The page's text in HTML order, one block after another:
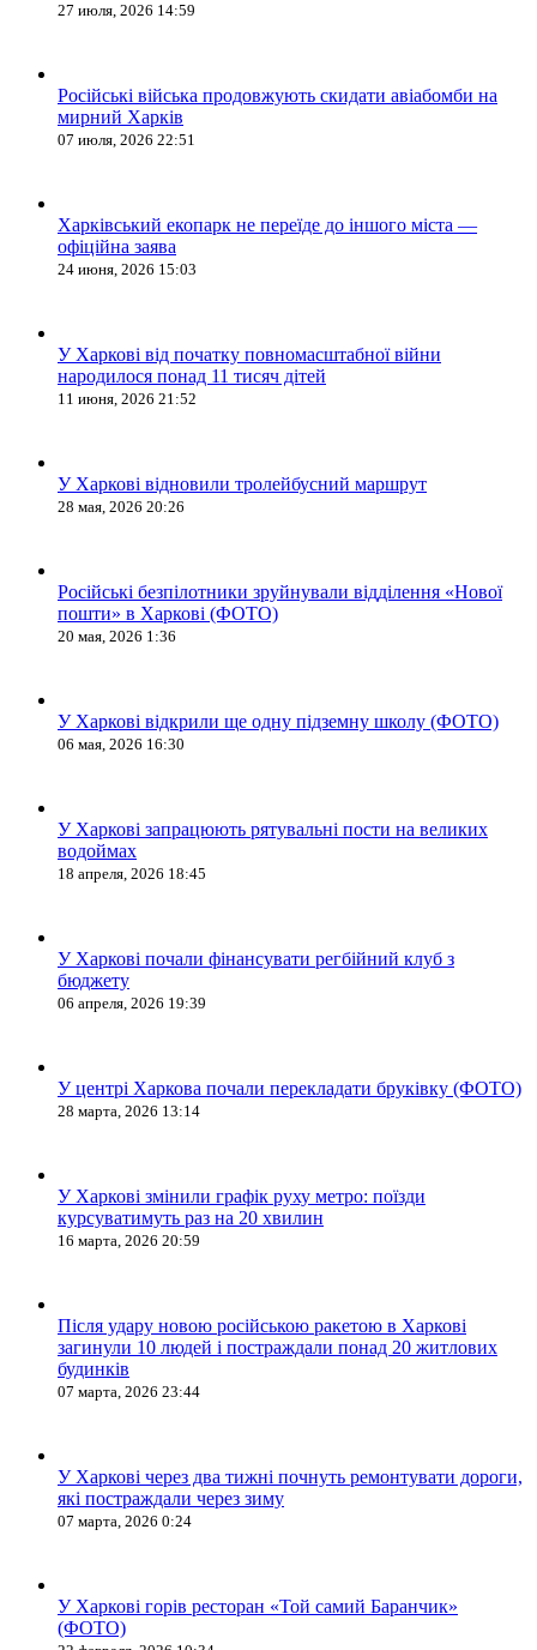
27 июля, 2026 14:59
Російські війська продовжують скидати авіабомби на
мирний Харків
07 июля, 2026 22:51
Харківський екопарк не переїде до іншого міста —
офіційна заява
24 июня, 2026 15:03
У Харкові від початку повномасштабної війни
народилося понад 11 тисяч дітей
11 июня, 2026 21:52
У Харкові відновили тролейбусний маршрут
28 мая, 2026 20:26
Російські безпілотники зруйнували відділення «Нової
пошти» в Харкові (ФОТО)
20 мая, 2026 1:36
У Харкові відкрили ще одну підземну школу (ФОТО)
06 мая, 2026 16:30
У Харкові запрацюють рятувальні пости на великих
водоймах
18 апреля, 2026 18:45
У Харкові почали фінансувати регбійний клуб з
бюджету
06 апреля, 2026 19:39
У центрі Харкова почали перекладати бруківку (ФОТО)
28 марта, 2026 13:14
У Харкові змінили графік руху метро: поїзди
курсуватимуть раз на 20 хвилин
16 марта, 2026 20:59
Після удару новою російською ракетою в Харкові
загинули 10 людей і постраждали понад 20 житлових
будинків
07 марта, 2026 23:44
У Харкові через два тижні почнуть ремонтувати дороги,
які постраждали через зиму
07 марта, 2026 0:24
У Харкові горів ресторан «Той самий Баранчик»
(ФОТО)